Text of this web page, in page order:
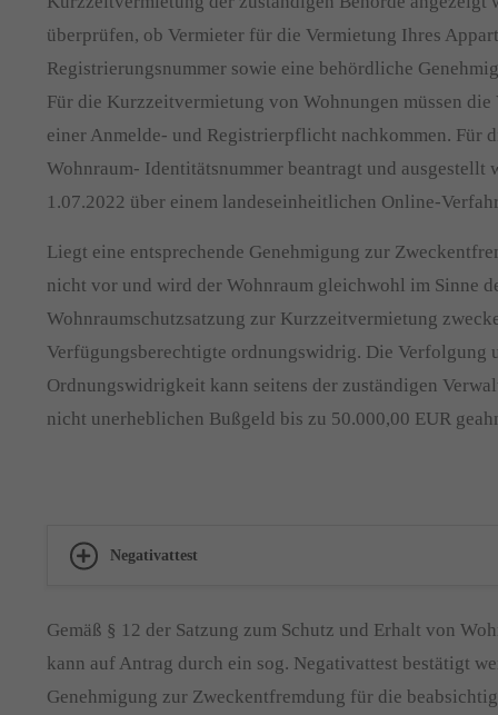
überprüfen, ob Vermieter für die Vermietung Ihres
Registrierungsnummer sowie eine behördliche
Für die Kurzzeitvermietung von Wohnungen müssen
einer Anmelde- und Registrierpflicht nachkommen. Für
Wohnraum- Identitätsnummer beantragt und ausgestellt
1.07.2022 über einem landeseinheitlichen Online-
Liegt eine entsprechende Genehmigung zur
nicht vor und wird der Wohnraum gleichwohl im Sinne
Wohnraumschutzsatzung zur Kurzzeitvermietung
Verfügungsberechtigte ordnungswidrig. Die Verfolgung
Ordnungswidrigkeit kann seitens der zuständigen
nicht unerheblichen Bußgeld bis zu 50.000,00 EUR
Negativattest
Gemäß § 12 der Satzung zum Schutz und Erhalt von
kann auf Antrag durch ein sog. Negativattest bestätigt
Genehmigung zur Zweckentfremdung für die